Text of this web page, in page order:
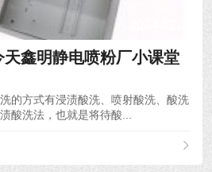
鑫明静电喷粉厂小课堂
的方式有浸渍酸洗、喷射酸洗、酸洗
酸洗法，也就是将待酸...